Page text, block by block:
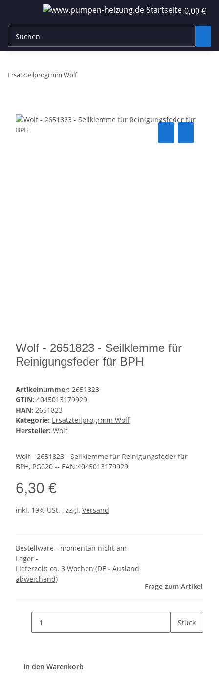
0,00 €
Ersatzteilprogrmm Wolf
Wolf - 2651823 - Seilklemme für
Reinigungsfeder für BPH
Artikelnummer: 2651823
GTIN: 4045013179929
HAN: 2651823
Kategorie: Ersatzteilprogrmm Wolf
Hersteller: Wolf
Wolf - 2651823 - Seilklemme für Reinigungsfeder für
BPH, PG020 -- EAN:4045013179929
6,30 €
inkl. 19% USt. , zzgl. Versand
Bestellware - momentan nicht am
Lager -
Lieferzeit: ca. 3 Wochen (DE - Ausland
abweichend)
Frage zum Artikel
Stück
In den Warenkorb